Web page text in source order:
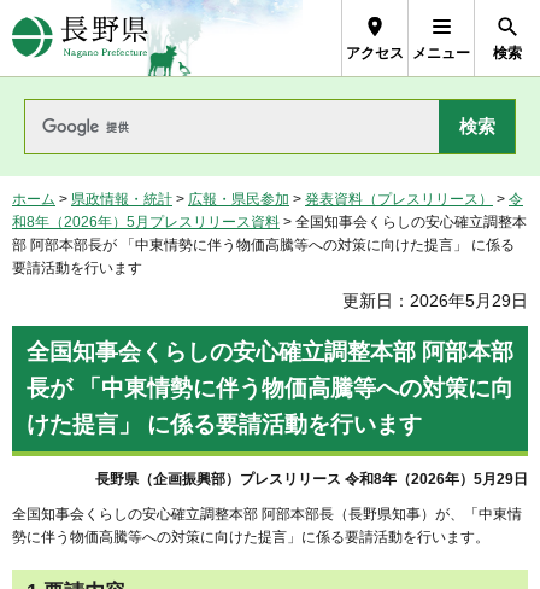
長野県Nagano Prefecture
アクセス メニュー 検索
ホーム > 県政情報・統計 > 広報・県民参加 > 発表資料（プレスリリース） > 令
和8年（2026年）5月プレスリリース資料 > 全国知事会くらしの安心確立調整本
部 阿部本部長が 「中東情勢に伴う物価高騰等への対策に向けた提言」 に係る
要請活動を行います
更新日：2026年5月29日
全国知事会くらしの安心確立調整本部 阿部本部
長が 「中東情勢に伴う物価高騰等への対策に向
けた提言」 に係る要請活動を行います
長野県（企画振興部）プレスリリース 令和8年（2026年）5月29日
全国知事会くらしの安心確立調整本部 阿部本部長（長野県知事）が、「中東情
勢に伴う物価高騰等への対策に向けた提言」に係る要請活動を行います。